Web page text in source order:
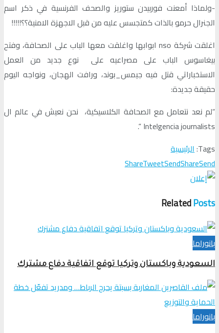
-ولماذا أمعنت فوربيدن ستوريز والصحف الفرنسية في ذكر اسم
الجنرال حرمو بالذات كمتجسس عليه من قبل الاجهزة الامنية؟؟!!!!!
اغلقت شركة nso ابوابها واغلقت معها الباب على الصحافة، وفتح
بيغاسوس الباب على مصراعيه على نوع جديد من العمل
الاستخباراتي قتل فيه جيمس_بوند، ورافت الهجان، ونواجه اليوم
حقيقة جديدة:
“لم نعد نتعامل مع الصحافة الكلاسيكية، نحن نعيش في عالم ال
Intelgencia journalists “.
Tags: الرئيسية
ShareTweetSendShareSend
RelatedPosts
بانوراما
السعودية وباكستان وتركيا توقع اتفاقية دفاع مشترك
بانوراما